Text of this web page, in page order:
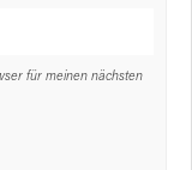
für meinen nächsten